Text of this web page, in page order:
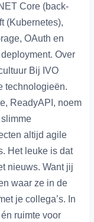
Core (back-
(Kubernetes),
OAuth en
Over
Bij IVO
technologieën.
ReadyAPI, noem
altijd agile
Het leuke is dat
nieuws. Want jij
waar ze in de
je collega’s. In
ruimte voor